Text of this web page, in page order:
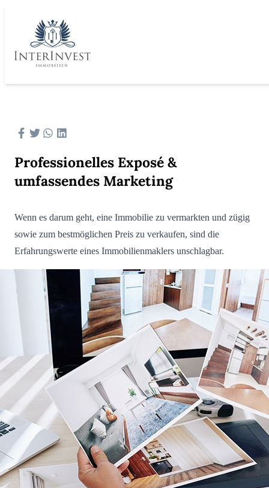
Professionelles Exposé &
umfassendes Marketing
Wenn es darum geht, eine Immobilie zu vermarkten und zügig
sowie zum bestmöglichen Preis zu verkaufen, sind die
Erfahrungswerte eines Immobilienmaklers unschlagbar.